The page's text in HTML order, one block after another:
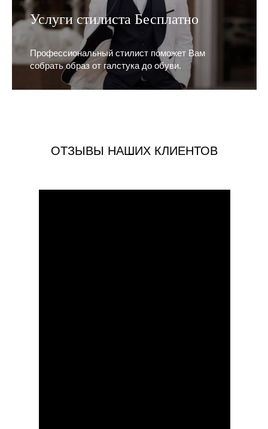
Услуги стилиста Бесплатно
Профессиональный стилист поможет Вам
собрать образ от галстука до обуви.
ОТЗЫВЫ НАШИХ КЛИЕНТОВ